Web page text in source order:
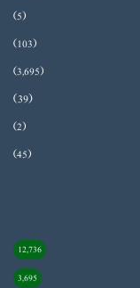
(5)
(103)
(3,695)
(39)
(2)
(45)
12,736
3,695